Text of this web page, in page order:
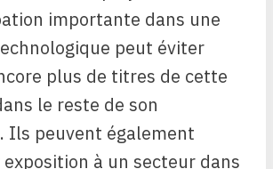
importante dans une
peut éviter
plus de titres de cette
le reste de son
Ils peuvent également
à un secteur dans